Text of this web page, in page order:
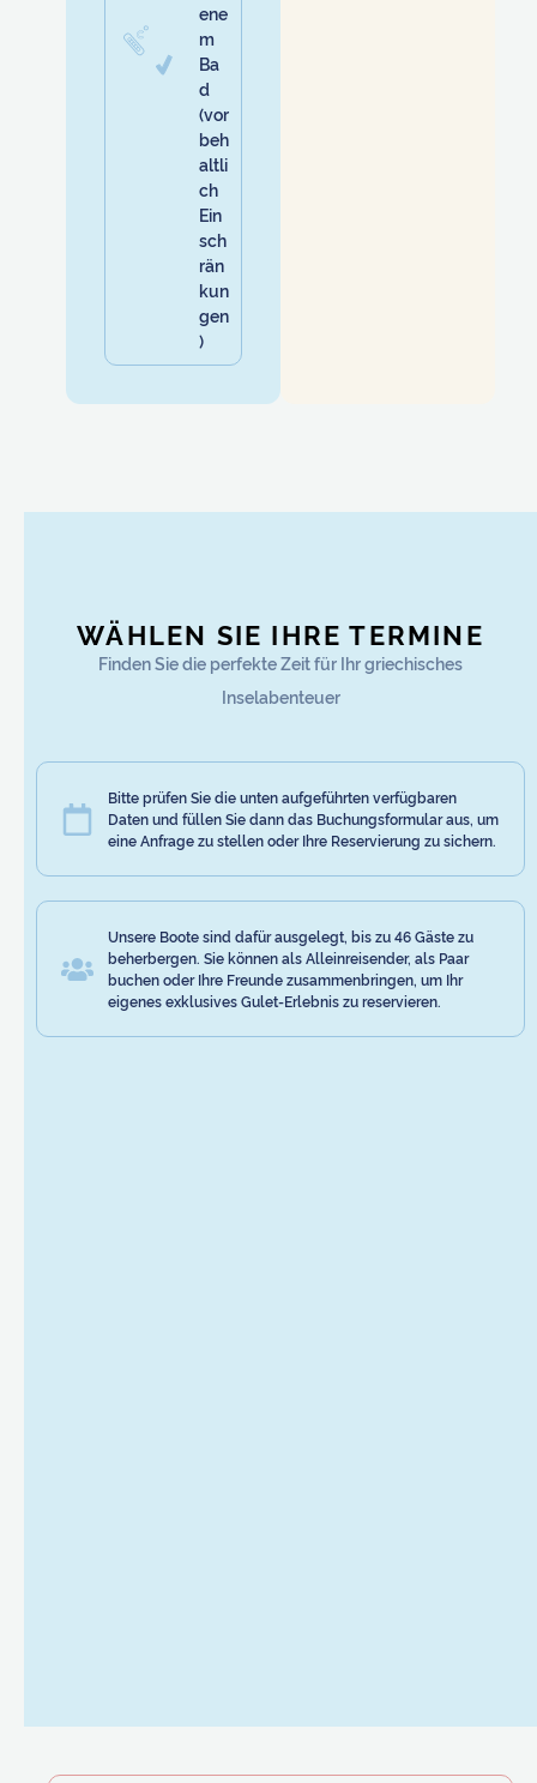
ene
m
Ba
d
(vor
beh
altli
ch
Ein
sch
rän
kun
gen
)
WÄHLEN SIE IHRE TERMINE
Finden Sie die perfekte Zeit für Ihr griechisches
Inselabenteuer
Bitte prüfen Sie die unten aufgeführten verfügbaren
Daten und füllen Sie dann das Buchungsformular aus, um
eine Anfrage zu stellen oder Ihre Reservierung zu sichern.
Unsere Boote sind dafür ausgelegt, bis zu 46 Gäste zu
beherbergen. Sie können als Alleinreisender, als Paar
buchen oder Ihre Freunde zusammenbringen, um Ihr
eigenes exklusives Gulet-Erlebnis zu reservieren.